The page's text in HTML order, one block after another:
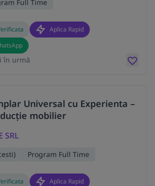
Full Time
Aplica Rapid
în urmă
Universal cu Experienta –
mobilier
SRL
Program Full Time
Aplica Rapid